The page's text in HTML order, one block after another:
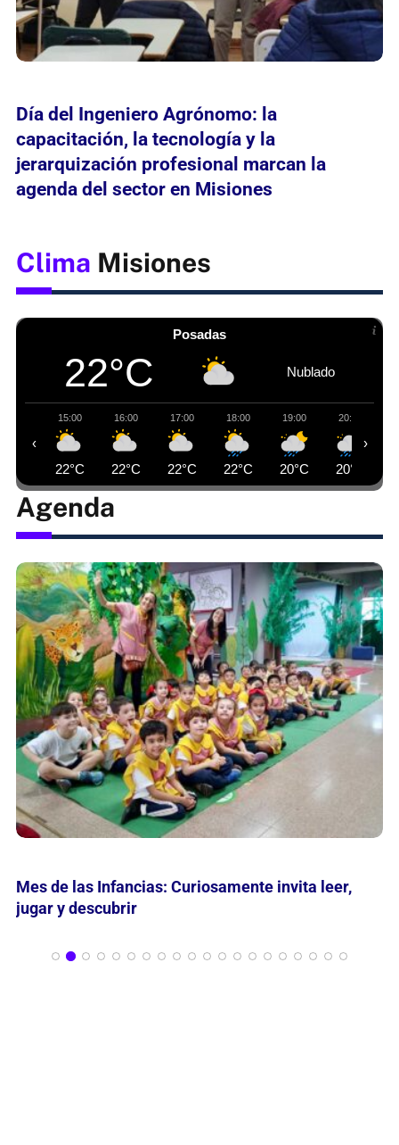
Día del Ingeniero Agrónomo: la
capacitación, la tecnología y la
jerarquización profesional marcan la
agenda del sector en Misiones
Clima Misiones
Posadas
22°C Nublado
15:00
22°C
16:00
22°C
17:00
22°C
18:00
22°C
19:00
20°C
20:00
20°C
‹ ›
Agenda
María Nathan reflexiona en grabados sobre
“Momentos en la Historia de la Belleza”